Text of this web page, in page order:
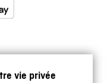
vie privée